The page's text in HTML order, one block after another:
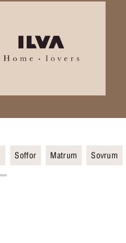
Soffor Matrum Sovrum